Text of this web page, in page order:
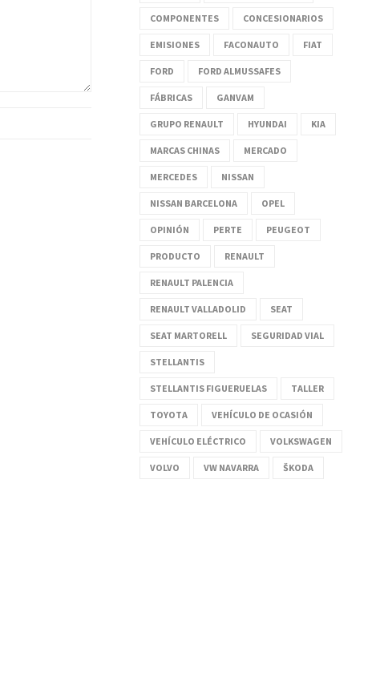
COMPONENTES CONCESIONARIOS
EMISIONES FACONAUTO FIAT
FORD FORD ALMUSSAFES
FÁBRICAS GANVAM
GRUPO RENAULT HYUNDAI KIA
MARCAS CHINAS MERCADO
MERCEDES NISSAN
NISSAN BARCELONA OPEL
OPINIÓN PERTE PEUGEOT
PRODUCTO RENAULT
RENAULT PALENCIA
RENAULT VALLADOLID SEAT
SEAT MARTORELL SEGURIDAD VIAL
STELLANTIS
STELLANTIS FIGUERUELAS TALLER
TOYOTA VEHÍCULO DE OCASIÓN
VEHÍCULO ELÉCTRICO VOLKSWAGEN
VOLVO VW NAVARRA ŠKODA